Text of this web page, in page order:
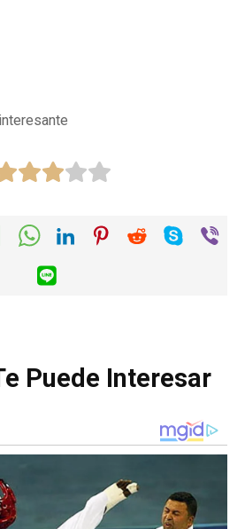
interesante
Puede Interesar